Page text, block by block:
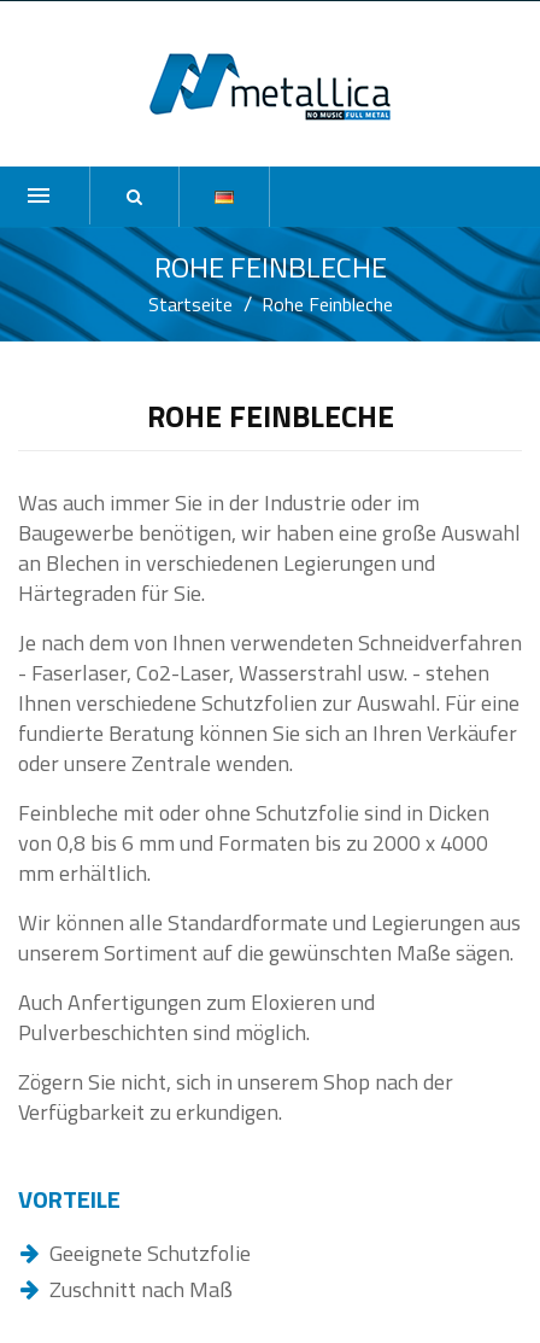
ROHE FEINBLECHE
Startseite Rohe Feinbleche
ROHE FEINBLECHE
Was auch immer Sie in der Industrie oder im
Baugewerbe benötigen, wir haben eine große Auswahl
an Blechen in verschiedenen Legierungen und
Härtegraden für Sie.
Je nach dem von Ihnen verwendeten Schneidverfahren
- Faserlaser, Co2-Laser, Wasserstrahl usw. - stehen
Ihnen verschiedene Schutzfolien zur Auswahl. Für eine
fundierte Beratung können Sie sich an Ihren Verkäufer
oder unsere Zentrale wenden.
Feinbleche mit oder ohne Schutzfolie sind in Dicken
von 0,8 bis 6 mm und Formaten bis zu 2000 x 4000
mm erhältlich.
Wir können alle Standardformate und Legierungen aus
unserem Sortiment auf die gewünschten Maße sägen.
Auch Anfertigungen zum Eloxieren und
Pulverbeschichten sind möglich.
Zögern Sie nicht, sich in unserem Shop nach der
Verfügbarkeit zu erkundigen.
VORTEILE
Geeignete Schutzfolie
Zuschnitt nach Maß